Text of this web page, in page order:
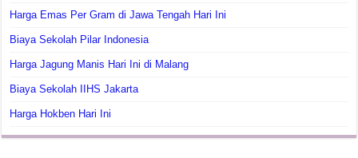
Harga Emas Per Gram di Jawa Tengah Hari Ini
Biaya Sekolah Pilar Indonesia
Harga Jagung Manis Hari Ini di Malang
Biaya Sekolah IIHS Jakarta
Harga Hokben Hari Ini